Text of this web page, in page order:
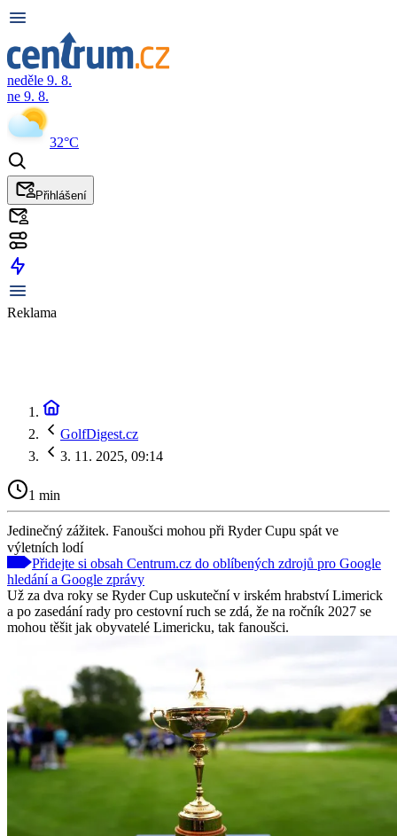
neděle 9. 8.
ne 9. 8.
32°C
Přihlášení
Reklama
GolfDigest.cz
3. 11. 2025, 09:14
1 min
Jedinečný zážitek. Fanoušci mohou při Ryder Cupu spát ve
výletních lodí
Přidejte si obsah Centrum.cz do oblíbených zdrojů pro Google
hledání a Google zprávy
Už za dva roky se Ryder Cup uskuteční v irském hrabství Limerick
a po zasedání rady pro cestovní ruch se zdá, že na ročník 2027 se
mohou těšit jak obyvatelé Limericku, tak fanoušci.